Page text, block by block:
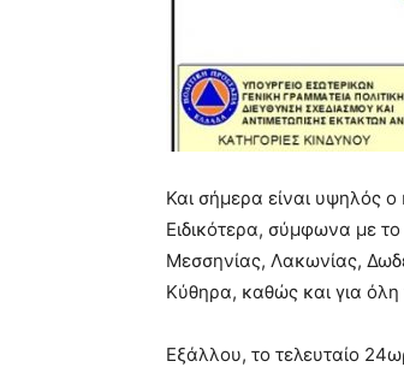
Και σήμερα είναι υψηλός
Ειδικότερα, σύμφωνα με
Μεσσηνίας, Λακωνίας,
Κύθηρα, καθώς και για όλη
Εξάλλου, το τελευταίο